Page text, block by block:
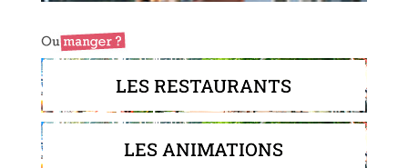
LES RESTAURANTS
LES ANIMATIONS